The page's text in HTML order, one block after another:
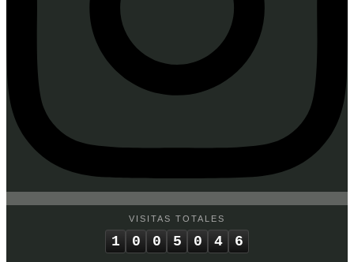
VISITAS TOTALES
1 0 0 5 0 4 6